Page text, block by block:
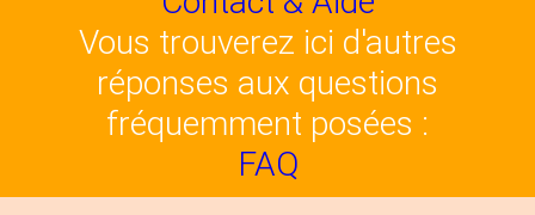
Vous trouverez ici d'autres
réponses aux questions
fréquemment posées :
FAQ